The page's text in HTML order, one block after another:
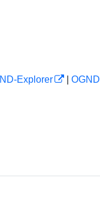
Explorer OGND